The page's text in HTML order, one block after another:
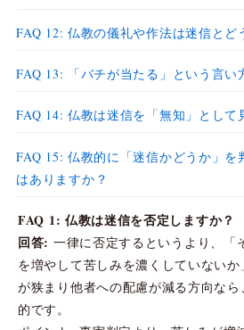
FAQ 12: 仏教の儀礼や作法は迷信とど
FAQ 13: 「バチが当たる」という言い
FAQ 14: 仏教は迷信を「無知」として
FAQ 15: 仏教的に「迷信かどうか」を
はありますか？
FAQ 1: 仏教は迷信を否定しますか？
回答: 一律に否定するというより、「
を増やして苦しみを濃くしていない
が狭まり他者への配慮が減る方向な
的です。